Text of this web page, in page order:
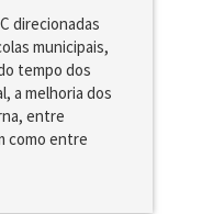
direcionadas
municipais,
tempo dos
a melhoria dos
entre
como entre